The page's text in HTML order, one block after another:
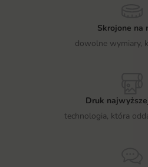
Skrojone na
dowolne wymiary,
Druk
technologia, która